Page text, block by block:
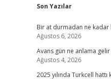
Sidebar
Son Yazılar
Bir at durmadan ne kadar
Ağustos 6, 2026
Avans gün ne anlama gelir
Ağustos 4, 2026
2025 yılında Turkcell